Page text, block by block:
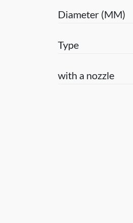
Diameter (MM)
Type
with a nozzle